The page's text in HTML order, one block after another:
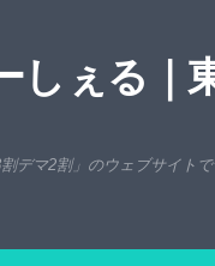
しぇる｜
デマ2割」のウェブサイトで